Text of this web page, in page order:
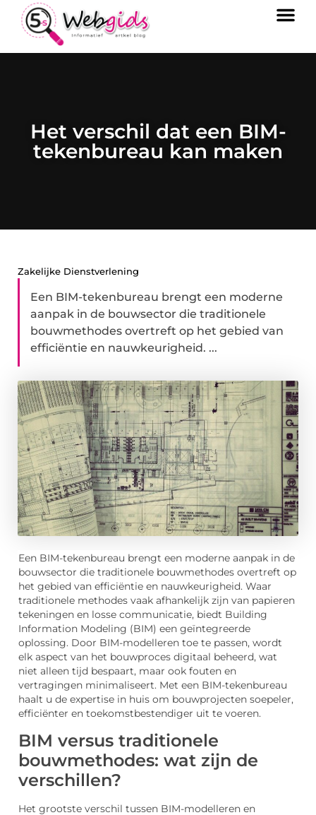
Het verschil dat een BIM-
tekenbureau kan maken
Zakelijke Dienstverlening
Een BIM-tekenbureau brengt een moderne
aanpak in de bouwsector die traditionele
bouwmethodes overtreft op het gebied van
efficiëntie en nauwkeurigheid. ...
Een BIM-tekenbureau brengt een moderne aanpak in de
bouwsector die traditionele bouwmethodes overtreft op
het gebied van efficiëntie en nauwkeurigheid. Waar
traditionele methodes vaak afhankelijk zijn van papieren
tekeningen en losse communicatie, biedt Building
Information Modeling (BIM) een geïntegreerde
oplossing. Door BIM-modelleren toe te passen, wordt
elk aspect van het bouwproces digitaal beheerd, wat
niet alleen tijd bespaart, maar ook fouten en
vertragingen minimaliseert. Met een BIM-tekenbureau
haalt u de expertise in huis om bouwprojecten soepeler,
efficiënter en toekomstbestendiger uit te voeren.
BIM versus traditionele
bouwmethodes: wat zijn de
verschillen?
Het grootste verschil tussen BIM-modelleren en